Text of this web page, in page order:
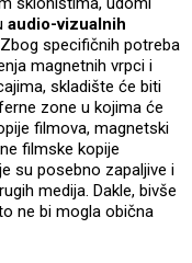
audio-vizualnih
specifičnih potreba
magnetnih vrpci i
skladište će biti
zone u kojima će
filmova, magnetski
filmske kopije
su posebno zapaljive i
medija. Dakle, bivše
ne bi mogla obična